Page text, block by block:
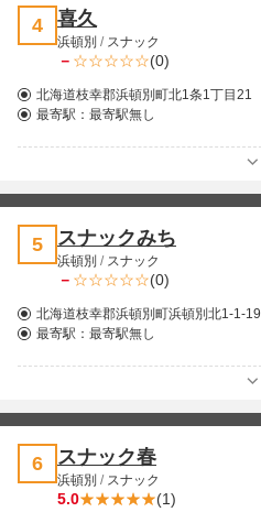
4 喜久
浜頓別 / スナック
－ (0)
北海道枝幸郡浜頓別町北1条1丁目21
最寄駅： 最寄駅無し
5 スナックみち
浜頓別 / スナック
－ (0)
北海道枝幸郡浜頓別町浜頓別北1-1-19
最寄駅： 最寄駅無し
6 スナック春
浜頓別 / スナック
5.0 (1)